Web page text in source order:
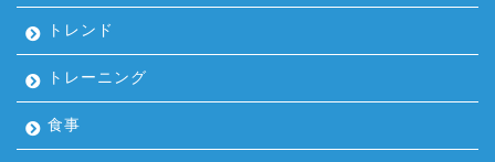
トレンド
トレーニング
食事